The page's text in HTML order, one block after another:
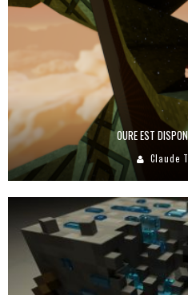
OURE EST
Claude